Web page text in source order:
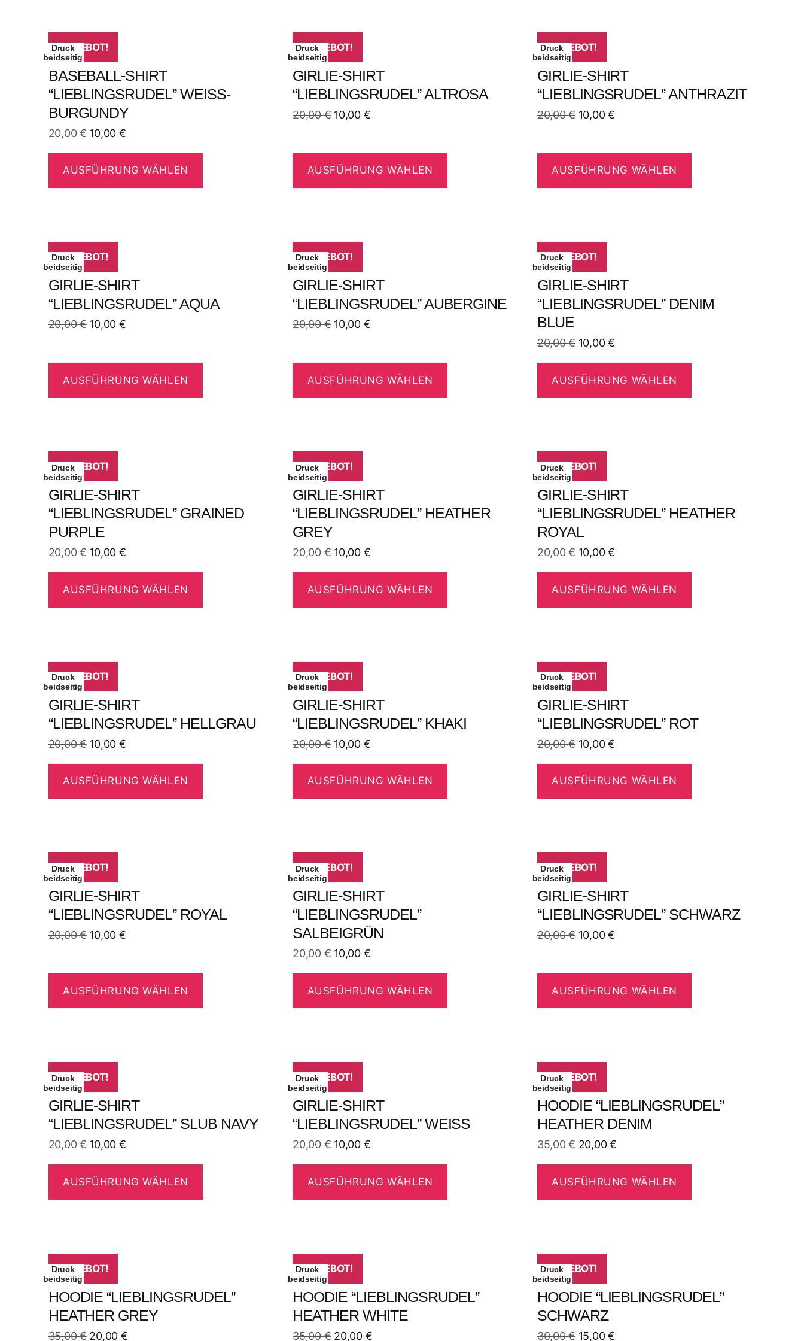
ANGEBOT!
Druck
beidseitig
BASEBALL-SHIRT
“LIEBLINGSRUDEL” WEISS-B
URGUNDY
20,00€ 10,00 €
AUSFÜHRUNG WÄHLEN
ANGEBOT!
Druck
beidseitig
GIRLIE-SHIRT
“LIEBLINGSRUDEL” ALTROSA
20,00€ 10,00 €
AUSFÜHRUNG WÄHLEN
ANGEBOT!
Druck
beidseitig
GIRLIE-SHIRT
“LIEBLINGSRUDEL” ANTHRAZIT
20,00€ 10,00€
AUSFÜHRUNG WÄHLEN
ANGEBOT!
Druck
beidseitig
GIRLIE-SHIRT
“LIEBLINGSRUDEL” AQUA
20,00€ 10,00 €
AUSFÜHRUNG WÄHLEN
ANGEBOT!
Druck
beidseitig
GIRLIE-SHIRT
“LIEBLINGSRUDEL” AUBERGINE
20,00€ 10,00 €
AUSFÜHRUNG WÄHLEN
ANGEBOT!
Druck
beidseitig
GIRLIE-SHIRT
“LIEBLINGSRUDEL” DENIM
BLUE
20,00€ 10,00€
AUSFÜHRUNG WÄHLEN
ANGEBOT!
Druck
beidseitig
GIRLIE-SHIRT
“LIEBLINGSRUDEL” GRAINED
PURPLE
20,00€ 10,00 €
AUSFÜHRUNG WÄHLEN
ANGEBOT!
Druck
beidseitig
GIRLIE-SHIRT
“LIEBLINGSRUDEL” HEATHER
GREY
20,00€ 10,00 €
AUSFÜHRUNG WÄHLEN
ANGEBOT!
Druck
beidseitig
GIRLIE-SHIRT
“LIEBLINGSRUDEL” HEATHER
ROYAL
20,00€ 10,00€
AUSFÜHRUNG WÄHLEN
ANGEBOT!
Druck
beidseitig
GIRLIE-SHIRT
“LIEBLINGSRUDEL” HELLGRAU
20,00€ 10,00 €
AUSFÜHRUNG WÄHLEN
ANGEBOT!
Druck
beidseitig
GIRLIE-SHIRT
“LIEBLINGSRUDEL” KHAKI
20,00€ 10,00 €
AUSFÜHRUNG WÄHLEN
ANGEBOT!
Druck
beidseitig
GIRLIE-SHIRT
“LIEBLINGSRUDEL” ROT
20,00€ 10,00€
AUSFÜHRUNG WÄHLEN
ANGEBOT!
Druck
beidseitig
GIRLIE-SHIRT
“LIEBLINGSRUDEL” ROYAL
20,00€ 10,00 €
AUSFÜHRUNG WÄHLEN
ANGEBOT!
Druck
beidseitig
GIRLIE-SHIRT
“LIEBLINGSRUDEL”
SALBEIGRÜN
20,00€ 10,00 €
AUSFÜHRUNG WÄHLEN
ANGEBOT!
Druck
beidseitig
GIRLIE-SHIRT
“LIEBLINGSRUDEL” SCHWARZ
20,00€ 10,00€
AUSFÜHRUNG WÄHLEN
ANGEBOT!
Druck
beidseitig
GIRLIE-SHIRT
“LIEBLINGSRUDEL” SLUB NAVY
20,00€ 10,00 €
AUSFÜHRUNG WÄHLEN
ANGEBOT!
Druck
beidseitig
GIRLIE-SHIRT
“LIEBLINGSRUDEL” WEISS
20,00€ 10,00 €
AUSFÜHRUNG WÄHLEN
ANGEBOT!
Druck
beidseitig
HOODIE “LIEBLINGSRUDEL”
HEATHER DENIM
35,00€ 20,00€
AUSFÜHRUNG WÄHLEN
ANGEBOT!
Druck
beidseitig
HOODIE “LIEBLINGSRUDEL”
HEATHER GREY
35,00€ 20,00 €
ANGEBOT!
Druck
beidseitig
HOODIE “LIEBLINGSRUDEL”
HEATHER WHITE
35,00€ 20,00 €
ANGEBOT!
Druck
beidseitig
HOODIE “LIEBLINGSRUDEL”
SCHWARZ
30,00€ 15,00€